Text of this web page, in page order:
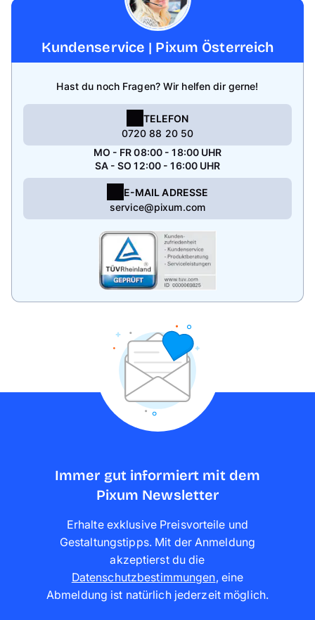
Kundenservice | Pixum Österreich
Hast du noch Fragen? Wir helfen dir gerne!
TELEFON
0720 88 20 50
MO - FR 08:00 - 18:00 UHR
SA - SO 12:00 - 16:00 UHR
E-MAIL ADRESSE
service@pixum.com
Immer gut informiert mit dem
Pixum Newsletter
Erhalte exklusive Preisvorteile und
Gestaltungstipps. Mit der Anmeldung
akzeptierst du die
Datenschutzbestimmungen, eine
Abmeldung ist natürlich jederzeit möglich.